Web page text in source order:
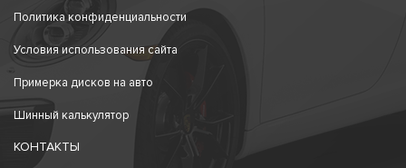
Политика конфиденциальности
Условия использования сайта
Примерка дисков на авто
Шинный калькулятор
КОНТАКТЫ